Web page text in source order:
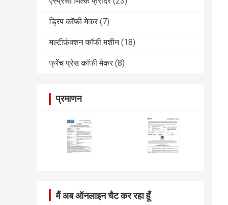
ड्रिप कॉफी मेकर (7)
मल्टीफ़ंक्शन कॉफी मशीन (18)
फ्रेंच प्रेस कॉफी मेकर (8)
प्रमाणन
मैं अब ऑनलाइन चैट कर रहा हूँ